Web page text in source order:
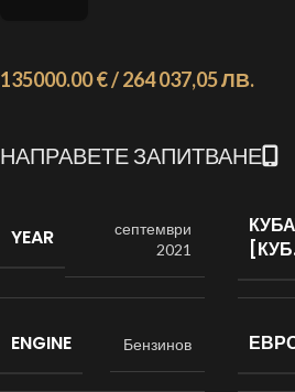
135000.00 € / 264 037,05 ЛВ.
НАПРАВЕТЕ ЗАПИТВАНЕ
YEAR
септември
2021
ENGINE Бензинов